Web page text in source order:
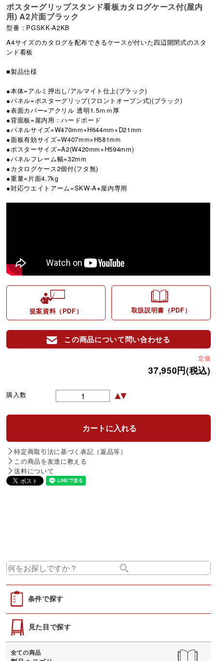
ポスターグリップスタンド看板カタログケース付(屋内
用) A2片面ブラック
型番：PGSKK-A2KB
A4サイズのカタログを配布できるケースが付いた四辺開閉式のスタ
ンド看板
■製品仕様
●本体=アルミ押出し/アルマイト仕上(ブラック)
●パネル=ポスターグリップ(フロントオープン式)(ブラック)
●表面カバー=アクリル 透明1.5ｍｍ厚
●背面板=屋内用：ハードボード
●パネルサイズ=W470mm×H644mm×D21mm
●面板有効サイズ=W407mm×H581mm
●ポスターサイズ=A2(W420mm×H594mm)
●パネルフレーム幅=32mm
●カタログケース2個付(フタ無)
●重量=片面4.7kg
●対応ウエイトアーム=SKW-A※屋内専用
提案資料（PDF） 取扱説明書（PDF）
この商品について問い合わせる
定価
37,950円(税込)
購入数
特定商取引法に基づく表記（返品等）
この商品を友達に教える
送料について
条件で探す
見た目で探す
全ての商品